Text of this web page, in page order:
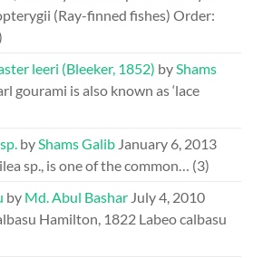
(Ray-finned fishes) Order:
leeri (Bleeker, 1852) byShams
gourami is also known as ‘lace
byShams Galib January 6, 2013
sp., is one of the common… (3)
by Md. Abul Bashar July 4, 2010
Hamilton, 1822 Labeo calbasu